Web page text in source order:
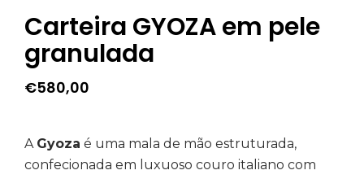
Carteira GYOZA em pele
granulada
€580,00
A Gyoza é uma mala de mão estruturada,
confecionada em luxuoso couro italiano com